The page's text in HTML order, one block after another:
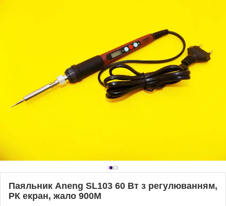
Паяльник Aneng SL103 60 Вт з регулюванням,
РК екран, жало 900M